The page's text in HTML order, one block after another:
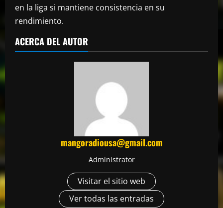
en la liga si mantiene consistencia en su
rendimiento.
ACERCA DEL AUTOR
mangoradiousa@gmail.com
Administrator
Visitar el sitio web
Ver todas las entradas